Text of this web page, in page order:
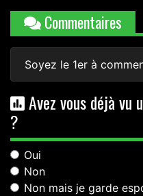
Commentaires
Soyez le 1er à
Avez vous déjà vu
?
Oui
Non
Non mais je garde